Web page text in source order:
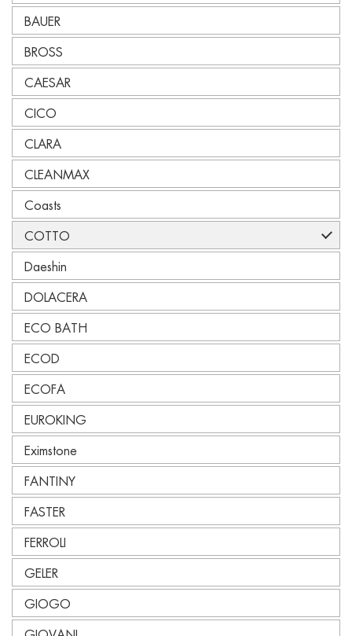
BAUER
BROSS
CAESAR
CICO
CLARA
CLEANMAX
Coasts
COTTO
Daeshin
DOLACERA
ECO BATH
ECOD
ECOFA
EUROKING
Eximstone
FANTINY
FASTER
FERROLI
GELER
GIOGO